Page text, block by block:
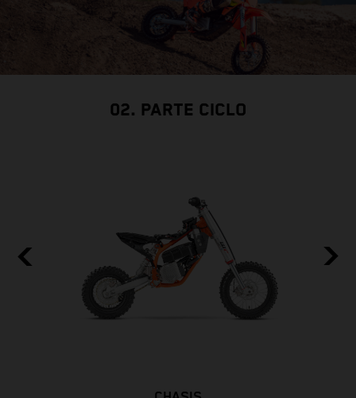
02. PARTE CICLO